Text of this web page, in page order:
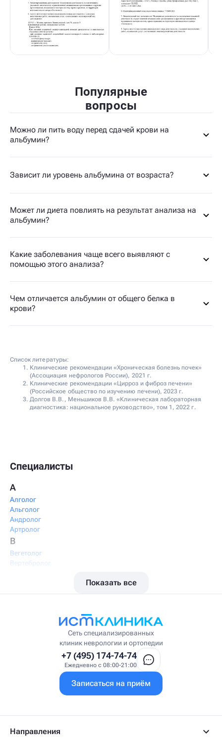
Популярные
вопросы
Можно ли пить воду перед сдачей крови на
альбумин?
Зависит ли уровень альбумина от возраста?
Может ли диета повлиять на результат анализа на
альбумин?
Какие заболевания чаще всего выявляют с
помощью этого анализа?
Чем отличается альбумин от общего белка в
крови?
Список литературы:
Клинические рекомендации «Хроническая болезнь почек»
(Ассоциация нефрологов России), 2021 г.
Клинические рекомендации «Цирроз и фиброз печени»
(Российское общество по изучению печени), 2023 г.
Долгов В.В., Меньшиков В.В. «Клиническая лабораторная
диагностика: национальное руководство», том 1, 2022 г.
Специалисты
А
Алголог
Альголог
Андролог
Артролог
В
Вегетолог
Вертебролог
Висцеральный массажист
Врач интегративной медицины
Врач первичного приёма
Гастроэнтеролог-гепатолог
Гериатр
Гинеколог
Показать все
Сеть специализированных
клиник неврологии и ортопедии
+7 (495) 174-74-74
Ежедневно с 08:00-21:00
Записаться на приём
Направления